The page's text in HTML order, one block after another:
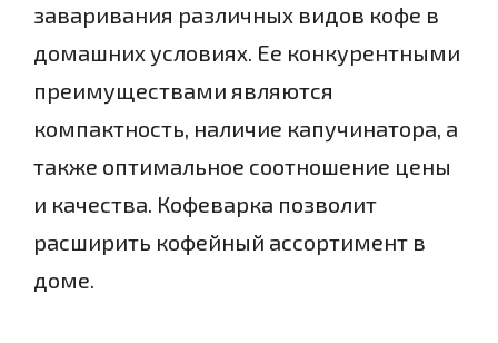
заваривания различных видов кофе в
домашних условиях. Ее конкурентными
преимуществами являются
компактность, наличие капучинатора, а
также оптимальное соотношение цены
и качества. Кофеварка позволит
расширить кофейный ассортимент в
доме.